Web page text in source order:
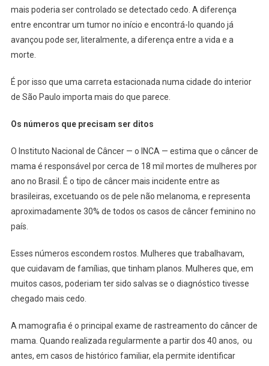
E
A
Que
mais poderia ser controlado se detectado cedo. A diferença
entre encontrar um tumor no início e encontrá-lo quando já
avançou pode ser, literalmente, a diferença entre a vida e a
morte.
É por isso que uma carreta estacionada numa cidade do interior
de São Paulo importa mais do que parece.
Os números que precisam ser ditos
O Instituto Nacional de Câncer — o INCA — estima que o câncer de
mama é responsável por cerca de 18 mil mortes de mulheres por
ano no Brasil. É o tipo de câncer mais incidente entre as
brasileiras, excetuando os de pele não melanoma, e representa
aproximadamente 30% de todos os casos de câncer feminino no
país.
Esses números escondem rostos. Mulheres que trabalhavam,
que cuidavam de famílias, que tinham planos. Mulheres que, em
muitos casos, poderiam ter sido salvas se o diagnóstico tivesse
chegado mais cedo.
A mamografia é o principal exame de rastreamento do câncer de
mama. Quando realizada regularmente a partir dos 40 anos, ou
antes, em casos de histórico familiar, ela permite identificar